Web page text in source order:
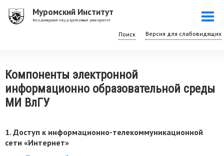
Перейти
Муромский Институт
Владимирский государственный университет
Поиск
Компоненты электронной
информационно образовательной среды
МИ ВлГУ
1. Доступ к информационно-телекоммуникационной
сети «Интернет»